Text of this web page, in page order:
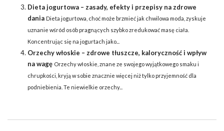
Dieta jogurtowa – zasady, efekty i przepisy na zdrowe
dania Dieta jogurtowa, choć może brzmieć jak chwilowa moda, zyskuje
uznanie wśród osób pragnących szybko zredukować masę ciała.
Koncentrując się na jogurtach jako...
Orzechy włoskie – zdrowe tłuszcze, kaloryczność i wpływ
na wagę Orzechy włoskie, znane ze swojego wyjątkowego smaku i
chrupkości, kryją w sobie znacznie więcej niż tylko przyjemność dla
podniebienia. Te niewielkie orzechy...